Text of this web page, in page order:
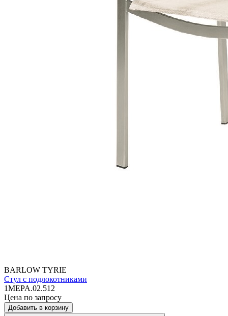
BARLOW TYRIE
Стул с подлокотниками
1MEPA.02.512
Цена по запросу
Добавить в корзину